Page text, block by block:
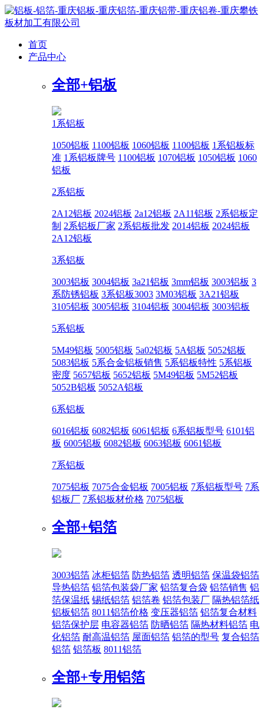
首页
产品中心
全部+铝板
1系铝板
1050铝板 1100铝板 1060铝板 1100铝板 1系铝板标
准 1系铝板牌号 1100铝板 1070铝板 1050铝板 1060
铝板
2系铝板
2A12铝板 2024铝板 2a12铝板 2A11铝板 2系铝板定
制 2系铝板厂家 2系铝板批发 2014铝板 2024铝板
2A12铝板
3系铝板
3003铝板 3004铝板 3a21铝板 3mm铝板 3003铝板 3
系防锈铝板 3系铝板3003 3M03铝板 3A21铝板
3105铝板 3005铝板 3104铝板 3004铝板 3003铝板
5系铝板
5M49铝板 5005铝板 5a02铝板 5A铝板 5052铝板
5083铝板 5系合金铝板销售 5系铝板特性 5系铝板
密度 5657铝板 5652铝板 5M49铝板 5M52铝板
5052B铝板 5052A铝板
6系铝板
6016铝板 6082铝板 6061铝板 6系铝板型号 6101铝
板 6005铝板 6082铝板 6063铝板 6061铝板
7系铝板
7075铝板 7075合金铝板 7005铝板 7系铝板型号 7系
铝板厂 7系铝板材价格 7075铝板
全部+铝箔
3003铝箔 冰柜铝箔 防热铝箔 透明铝箔 保温袋铝箔
导热铝箔 铝箔包装袋厂家 铝箔复合袋 铝箔销售 铝
箔保温纸 锡纸铝箔 铝箔卷 铝箔包装厂 隔热铝箔纸
铝板铝箔 8011铝箔价格 变压器铝箔 铝箔复合材料
铝箔保护层 电容器铝箔 防晒铝箔 隔热材料铝箔 电
化铝箔 耐高温铝箔 屋面铝箔 铝箔的型号 复合铝箔
铝箔 铝箔板 8011铝箔
全部+专用铝箔